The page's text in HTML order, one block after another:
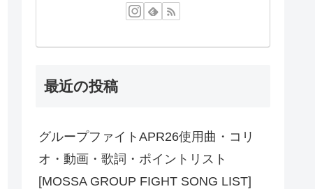
最近の投稿
グループファイトAPR26使用曲・コリ
オ・動画・歌詞・ポイントリスト
[MOSSA GROUP FIGHT SONG LIST]